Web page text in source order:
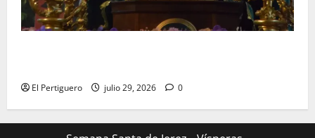
El Pertiguero julio 29, 2026 0